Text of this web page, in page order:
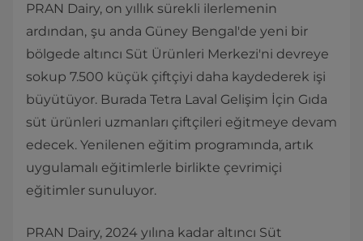
PRAN Dairy, on yıllık sürekli ilerlemenin
ardından, şu anda Güney Bengal'de yeni bir
bölgede altıncı Süt Ürünleri Merkezi'ni devreye
sokup 7.500 küçük çiftçiyi daha kaydederek işi
büyütüyor. Burada Tetra Laval Gelişim İçin Gıda
süt ürünleri uzmanları çiftçileri eğitmeye devam
edecek. Yenilenen eğitim programında, artık
uygulamalı eğitimlerle birlikte çevrimiçi
eğitimler sunuluyor.
PRAN Dairy, 2024 yılına kadar altıncı Süt